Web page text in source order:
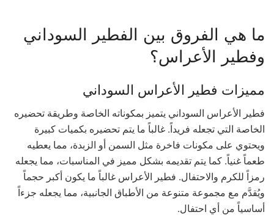
ما هي الفروق بين الفطير السوداني
وفطير الأعراس؟
مميزات فطير الأعراس السوداني
فطير الأعراس السوداني يتميز بمكوناته الخاصة وطريقة تحضيره
الخاصة التي تجعله فريداً. غالباً ما يتم تحضيره بكميات كبيرة
ويحتوي على مكونات فاخرة مثل السمن أو الزبدة، مما يعطيه
طعماً غنياً. كما يتم تقديمه بشكل مميز في المناسبات، مما يجعله
رمزاً للكرم والاحتفال. فطير الأعراس غالباً ما يكون أكبر حجماً
ويُقدَّم مع مجموعة متنوعة من الأطباق الجانبية، مما يجعله جزءاً
أساسياً من أي احتفال.